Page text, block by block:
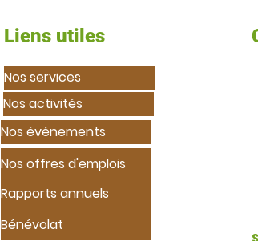
Liens utiles
Nos services
Nos activités
Nos événements
Nos offres d'emplois
Rapports annuels
Bénévolat